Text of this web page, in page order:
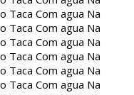
Taca Com agua Na
Taca Com agua Na
Taca Com agua Na
Taca Com agua Na
Taca Com agua Na
Taca Com agua Na